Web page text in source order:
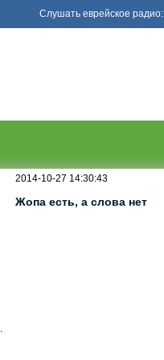
Слушать еврейское радио:
2014-10-27 14:30:43
Жопа есть, а слова нет